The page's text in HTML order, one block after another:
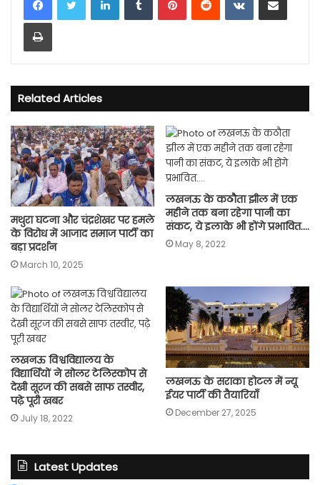
Print
Related Articles
मथुरा घटना और चंद्रशेखर पर हमले
के विरोध में आजाद समाज पार्टी का
बड़ा प्रदर्शन
March 10, 2025
लखनऊ के कठौता झील में एक
महीने तक बना रहेगा पानी का
संकट, ये इलाके भी होंगे प्रभावित….
May 8, 2022
लखनऊ विश्वविद्यालय के
विद्यार्थियों ने सोलर टेलिस्कोप से
देखी सूरज की सबसे साफ तस्वीर,
पढ़े पूरी खबर
July 18, 2022
लखनऊ के सराका होटल में न्यू
ईयर पार्टी की तैयारियाँ
December 27, 2025
Latest Updates